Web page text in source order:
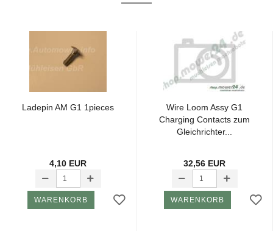
La­de­pin AM G1 1pieces
4,10 EUR
WARENKORB
Wire Loom Assy G1
Char­ging Contacts zum
Glei­chrich­ter...
32,56 EUR
WARENKORB